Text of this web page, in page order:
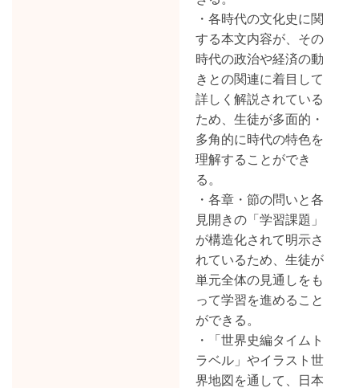
・各時代の文化史に関
する本文内容が、その
時代の政治や経済の動
きとの関連に着目して
詳しく解説されている
ため、生徒が多面的・
多角的に時代の特色を
理解することができ
る。
・各章・節の問いと各
見開きの「学習課題」
が構造化されて明示さ
れているため、生徒が
単元全体の見通しをも
って学習を進めること
ができる。
・「世界史編タイムト
ラベル」やイラスト世
界地図を通して、日本